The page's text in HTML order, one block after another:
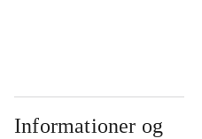
Informationer og